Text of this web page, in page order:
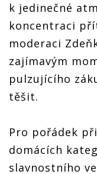
k jedinečné
koncentraci
moderaci
zajímavým
pulzujícího
těšit.
Pro pořádek
domácích
slavnostního